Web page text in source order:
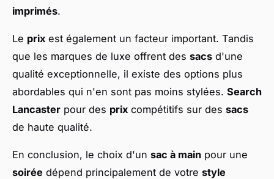
imprimés.
Le prix est également un facteur important. Tandis
que les marques de luxe offrent des sacs d'une
qualité exceptionnelle, il existe des options plus
abordables qui n'en sont pas moins stylées. Search
Lancaster pour des prix compétitifs sur des sacs
de haute qualité.
En conclusion, le choix d'un sac à main pour une
soirée dépend principalement de votre style